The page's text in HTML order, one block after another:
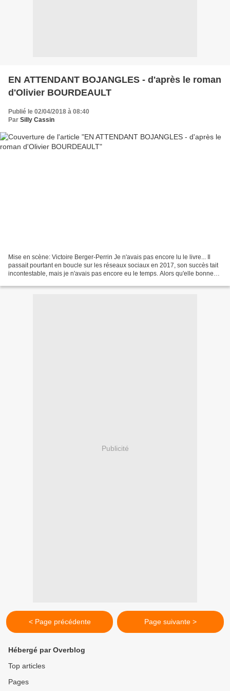
EN ATTENDANT BOJANGLES - d'après le roman
d'Olivier BOURDEAULT
Publié le 02/04/2018 à 08:40
Par Silly Cassin
Mise en scène: Victoire Berger-Perrin Je n'avais pas encore lu le livre... Il
passait pourtant en boucle sur les réseaux sociaux en 2017, son succès tait
incontestable, mais je n'avais pas encore eu le temps. Alors qu'elle bonne
Publicité
< Page précédente Page suivante >
Hébergé par Overblog
Top articles
Pages